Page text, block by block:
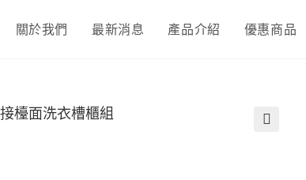
關於我們 最新消息 產品介紹 優惠商品